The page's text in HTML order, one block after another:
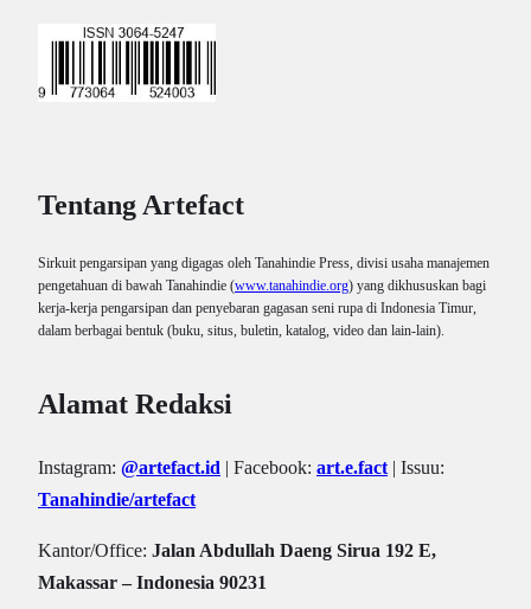
Tentang Artefact
Sirkuit pengarsipan yang digagas oleh Tanahindie Press, divisi usaha manajemen
pengetahuan di bawah Tanahindie (www.tanahindie.org) yang dikhususkan bagi
kerja-kerja pengarsipan dan penyebaran gagasan seni rupa di Indonesia Timur,
dalam berbagai bentuk (buku, situs, buletin, katalog, video dan lain-lain).
Alamat Redaksi
Instagram: @artefact.id | Facebook: art.e.fact | Issuu:
Tanahindie/artefact
Kantor/Office: Jalan Abdullah Daeng Sirua 192 E,
Makassar – Indonesia 90231